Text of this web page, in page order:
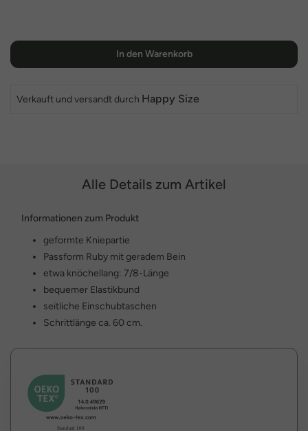
In den Warenkorb
Verkauft und versandt durch Happy Size
Alle Details zum Artikel
Informationen zum Produkt
geformte Kniepartie
Passform Ruby mit geradem Bein
etwa knöchellang: 7/8-Länge
bequemer Elastikbund
seitliche Einschubtaschen
Schrittlänge ca. 60 cm.